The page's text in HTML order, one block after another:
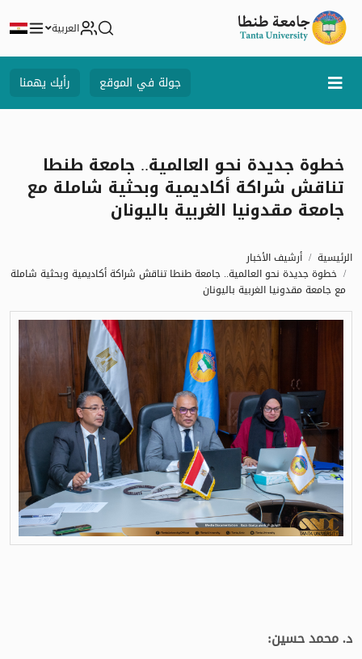
العربية
جولة في الموقع رأيك يهمنا
خطوة جديدة نحو العالمية.. جامعة طنطا
تناقش شراكة أكاديمية وبحثية شاملة مع
جامعة مقدونيا الغربية باليونان
الرئيسية
أرشيف الأخبار
خطوة جديدة نحو العالمية.. جامعة طنطا تناقش شراكة أكاديمية وبحثية شاملة
مع جامعة مقدونيا الغربية باليونان
د. محمد حسين: